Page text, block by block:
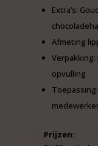
Extra’s:
Afmeting
opvulling
Prijzen: